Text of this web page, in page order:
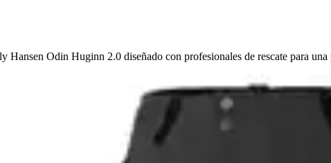
Hansen Odin Huginn 2.0 diseñado con profesionales de rescate para